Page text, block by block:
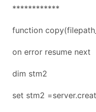
************
function
on error resume next
dim stm2
set stm2